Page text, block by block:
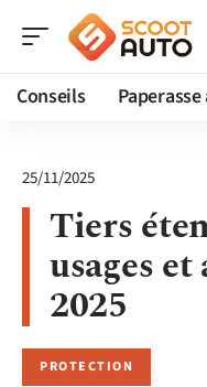
Conseils
25/11/2025
Tiers
usages et
2025
PROTECTION